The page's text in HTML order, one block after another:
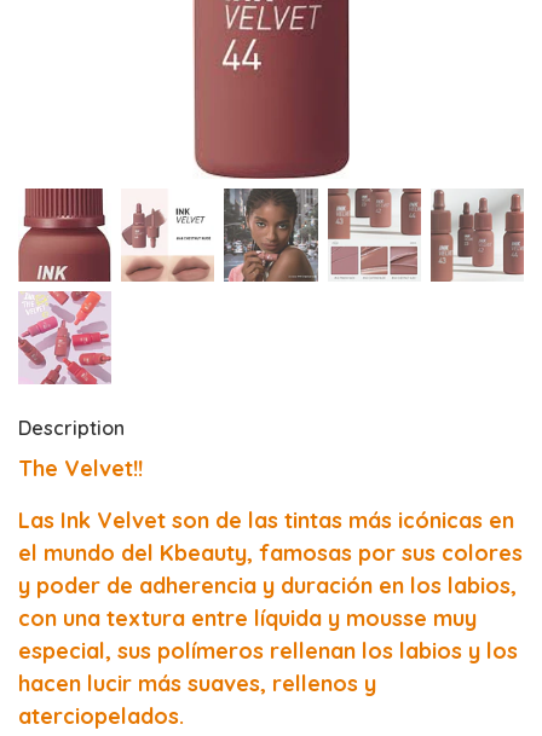
Description
The Velvet!!
Las Ink Velvet son de las tintas más icónicas en
el mundo del Kbeauty, famosas por sus colores
y poder de adherencia y duración en los labios,
con una textura entre líquida y mousse muy
especial, sus polímeros rellenan los labios y los
hacen lucir más suaves, rellenos y
aterciopelados.